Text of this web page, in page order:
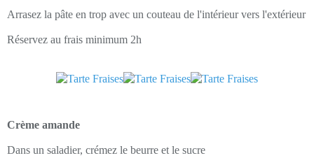
Arrasez la pâte en trop avec un couteau de l'intérieur vers l'extérieur
Réservez au frais minimum 2h
Crème amande
Dans un saladier, crémez le beurre et le sucre